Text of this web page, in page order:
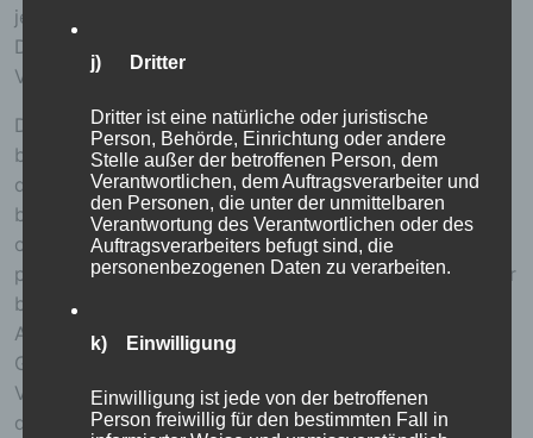
jederzeit abzuändern oder vollständig aus dem
Datenbestand des für die Verarbeitung
Verantwortlichen löschen zu lassen.
Der für die Verarbeitung Verantwortliche erteilt jeder
betroffenen Person jederzeit auf Anfrage Auskunft
darüber, welche personenbezogenen Daten über die
betroffene Person gespeichert sind. Ferner berichtigt
oder löscht der für die Verarbeitung Verantwortliche
personenbezogene Daten auf Wunsch oder Hinweis der
betroffenen Person, soweit dem keine gesetzlichen
Aufbewahrungspflichten entgegenstehen. Die
Gesamtheit der Mitarbeiter des für die Verarbeitung
Verantwortlichen stehen der betroffenen Person in
diesem Zusammenhang als Ansprechpartner zur
j) Dritter
Dritter ist eine natürliche oder juristische
Person, Behörde, Einrichtung oder andere
Stelle außer der betroffenen Person, dem
Verantwortlichen, dem Auftragsverarbeiter und
den Personen, die unter der unmittelbaren
Verantwortung des Verantwortlichen oder des
Auftragsverarbeiters befugt sind, die
personenbezogenen Daten zu verarbeiten.
k) Einwilligung
Einwilligung ist jede von der betroffenen
Person freiwillig für den bestimmten Fall in